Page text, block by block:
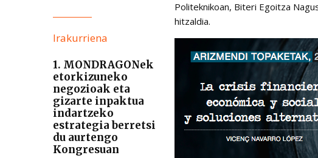
Irakurriena
1. MONDRAGONek
etorkizuneko
negozioak eta
gizarte inpaktua
indartzeko
estrategia berretsi
du aurtengo
Kongresuan
Politeknikoan, Biteri Egoitza
hitzaldia.